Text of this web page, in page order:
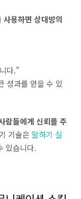
사용하면 상대방의
다."
성과를 얻을 수 있
람들에게 신뢰를 주
기술은 말하기 실
있습니다.